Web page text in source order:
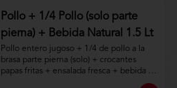
Pollo + 1/4 Pollo (solo parte
pierna) + Bebida Natural 1.5 Lt
Pollo entero jugoso + 1/4 de pollo a la
brasa parte pierna (solo) + crocantes
papas fritas + ensalada fresca + bebida